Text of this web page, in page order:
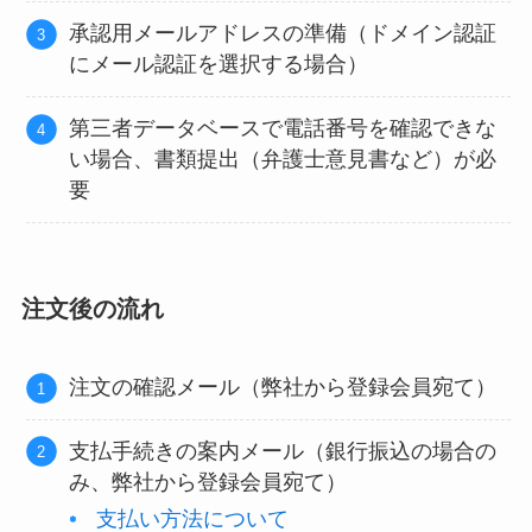
承認用メールアドレスの準備（ドメイン認証
にメール認証を選択する場合）
第三者データベースで電話番号を確認できな
い場合、書類提出（弁護士意見書など）が必
要
注文後の流れ
注文の確認メール（弊社から登録会員宛て）
支払手続きの案内メール（銀行振込の場合の
み、弊社から登録会員宛て）
支払い方法について